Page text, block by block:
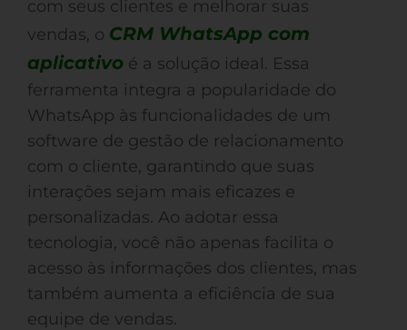
com seus clientes e melhorar suas
vendas, o CRM WhatsApp com
aplicativo é a solução ideal. Essa
ferramenta integra a popularidade do
WhatsApp às funcionalidades de um
software de gestão de relacionamento
com o cliente, garantindo que suas
interações sejam mais eficazes e
personalizadas. Ao adotar essa
tecnologia, você não apenas facilita o
acesso às informações dos clientes, mas
também aumenta a eficiência de sua
equipe de vendas.